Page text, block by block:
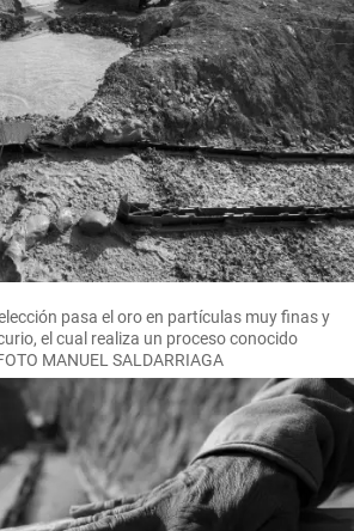
pasa el oro en partículas muy finas y
el cual realiza un proceso conocido
MANUEL SALDARRIAGA